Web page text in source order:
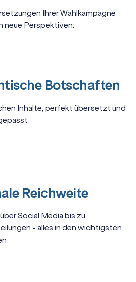
Ihrer Wahlkampagne
neue Perspektiven:
Botschaften
Inhalte, perfekt übersetzt und
Reichweite
Social Media bis zu
- alles in den wichtigsten